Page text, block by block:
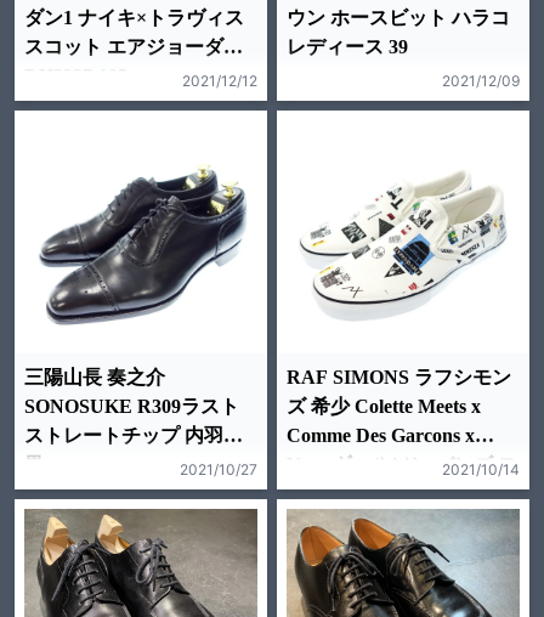
ダン1 ナイキ×トラヴィス
スコット エアジョーダン1
2021/12/12
ウン ホースビット ハラコ
レディース 39
2021/12/09
三陽山長 奏之介
SONOSUKE R309ラスト
ストレートチップ 内羽根 9
黒
2021/10/27
RAF SIMONS ラフシモン
ズ 希少 Colette Meets x
Comme Des Garcons x
Vans ギャルソン バンズ ス
ニーカー 9 白 メンズ
2021/10/14